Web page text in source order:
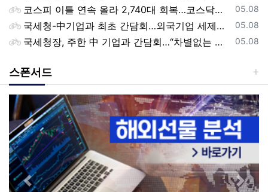
등록일
05.08
코스피 이틀 연속 올라 2,740대 회복…코스닥은 강보합(종합)
등록일
05.08
국세청-中기업과 최초 간담회…외국기업 세제혜택 등 논의
등록일
05.08
국세청장, 주한 中 기업과 간담회…“차별없는 공정과세 약속”
스폰서드
Previous Next